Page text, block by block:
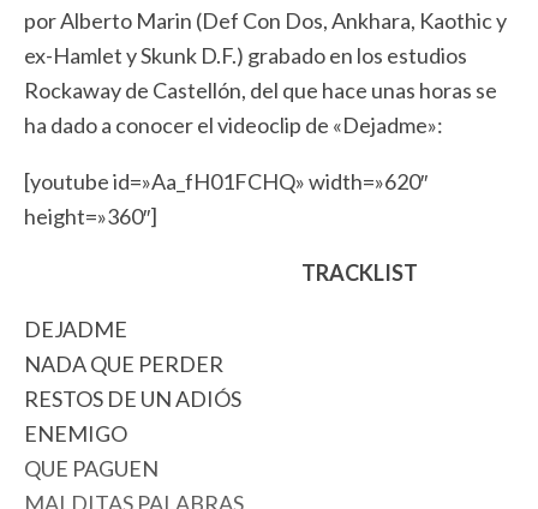
por Alberto Marin (Def Con Dos, Ankhara, Kaothic y
ex-Hamlet y Skunk D.F.) grabado en los estudios
Rockaway de Castellón, del que hace unas horas se
ha dado a conocer el videoclip de «Dejadme»:
[youtube id=»Aa_fH01FCHQ» width=»620″
height=»360″]
TRACKLIST
DEJADME
NADA QUE PERDER
RESTOS DE UN ADIÓS
ENEMIGO
QUE PAGUEN
MALDITAS PALABRAS